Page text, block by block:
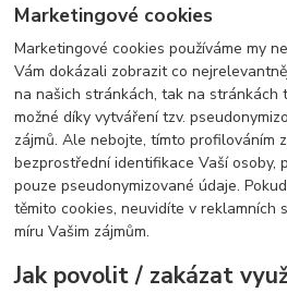
Marketingové cookies
Marketingové cookies používáme my
Vám dokázali zobrazit co
na našich stránkách, tak na stránkách
možné díky vytváření tzv.
zájmů. Ale nebojte, tímto profilováním
bezprostřední identifikace Vaší osoby,
pouze pseudonymizované údaje.
těmito cookies, neuvidíte v reklamních
míru Vašim zájmům.
Jak povolit / zakázat